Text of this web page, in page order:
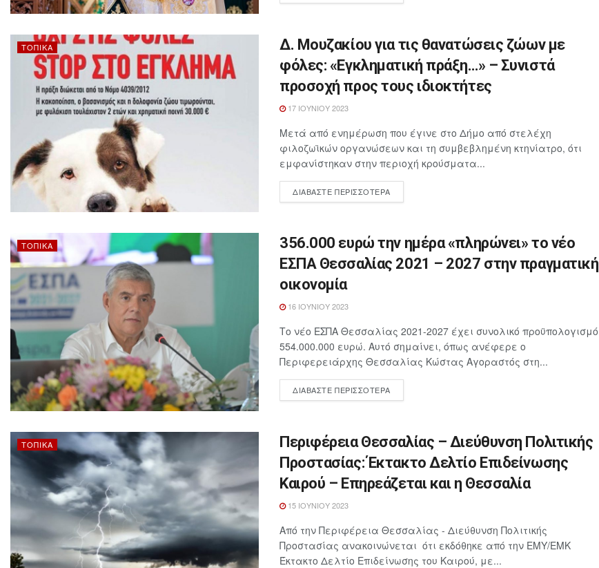
ΤΟΠΙΚΆ
Δ. Μουζακίου για τις θανατώσεις ζώων με
φόλες: «Εγκληματική πράξη…» – Συνιστά
προσοχή προς τους ιδιοκτήτες
17 ΙΟΥΝΊΟΥ 2023
Μετά από ενημέρωση που έγινε στο Δήμο από στελέχη
φιλοζωϊκών οργανώσεων και τη συμβεβλημένη κτηνίατρο, ότι
εμφανίστηκαν στην περιοχή κρούσματα...
ΔΙΑΒΆΣΤΕ ΠΕΡΙΣΣΌΤΕΡΑ
ΤΟΠΙΚΆ
356.000 ευρώ την ημέρα «πληρώνει» το νέο
ΕΣΠΑ Θεσσαλίας 2021 – 2027 στην πραγματική
οικονομία
16 ΙΟΥΝΊΟΥ 2023
Το νέο ΕΣΠΑ Θεσσαλίας 2021-2027 έχει συνολικό προϋπολογισμό
554.000.000 ευρώ. Αυτό σημαίνει, όπως ανέφερε ο
Περιφερειάρχης Θεσσαλίας Κώστας Αγοραστός στη...
ΔΙΑΒΆΣΤΕ ΠΕΡΙΣΣΌΤΕΡΑ
ΤΟΠΙΚΆ
Περιφέρεια Θεσσαλίας – Διεύθυνση Πολιτικής
Προστασίας: Έκτακτο Δελτίο Επιδείνωσης
Καιρού – Επηρεάζεται και η Θεσσαλία
15 ΙΟΥΝΊΟΥ 2023
Από την Περιφέρεια Θεσσαλίας - Διεύθυνση Πολιτικής
Προστασίας ανακοινώνεται ότι εκδόθηκε από την ΕΜΥ/ΕΜΚ
Έκτακτο Δελτίο Επιδείνωσης του Καιρού, με...